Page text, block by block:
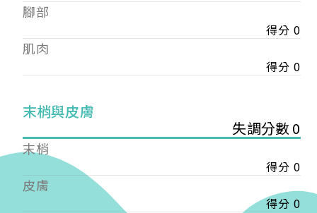
腳部
得分 0
肌肉
得分 0
末梢與皮膚
失調分數 0
末梢
得分 0
皮膚
得分 0
——
【會費】
個人會員:
入會費新臺幣1200元，於會員入會時繳納；常年會
入會費新臺幣3000元，於會員入會時繳納；常年會
戶名: 社團法人台灣自律神經健康培訓暨發展協會
帳號: 003-03-501566-2
銀行: (013) 國泰世華 南京東路分行